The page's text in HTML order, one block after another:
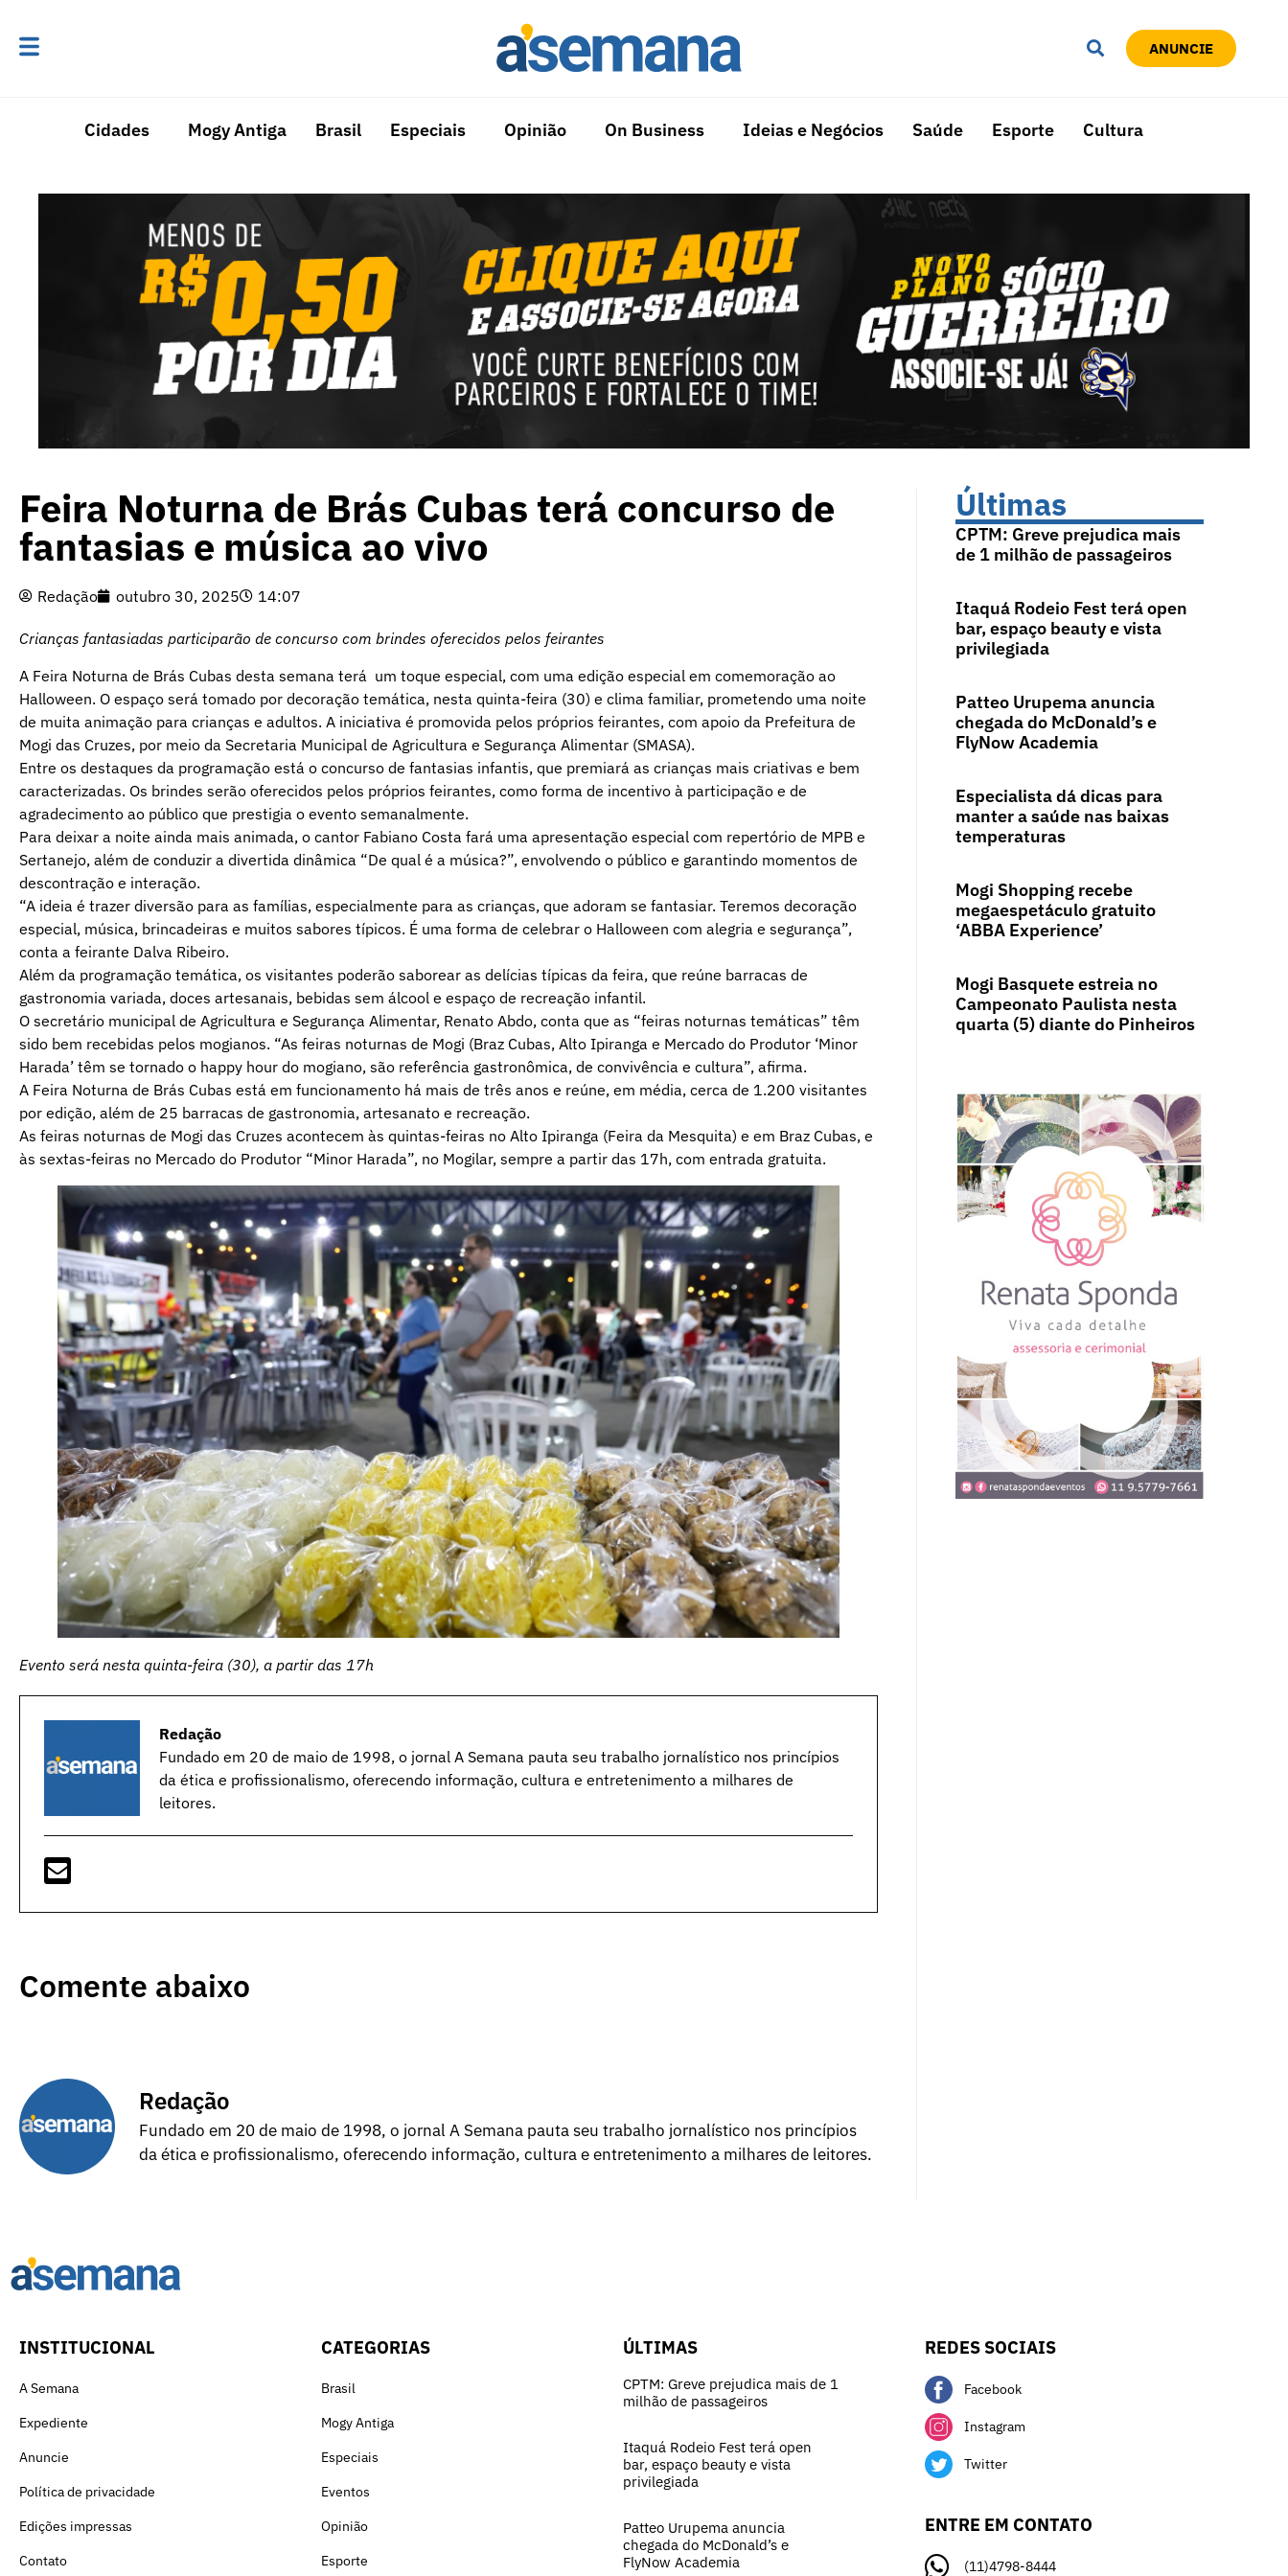
ANUNCIE
Cidades Mogy Antiga Brasil Especiais Opinião On Business Ideias e Negócios Saúde Esporte Cultura
Feira Noturna de Brás Cubas terá concurso de
fantasias e música ao vivo
Redação outubro 30, 2025 14:07
Crianças fantasiadas participarão de concurso com brindes oferecidos pelos feirantes
A Feira Noturna de Brás Cubas desta semana terá um toque especial, com uma edição especial em comemoração ao
Halloween. O espaço será tomado por decoração temática, nesta quinta-feira (30) e clima familiar, prometendo uma noite
de muita animação para crianças e adultos. A iniciativa é promovida pelos próprios feirantes, com apoio da Prefeitura de
Mogi das Cruzes, por meio da Secretaria Municipal de Agricultura e Segurança Alimentar (SMASA).
Entre os destaques da programação está o concurso de fantasias infantis, que premiará as crianças mais criativas e bem
caracterizadas. Os brindes serão oferecidos pelos próprios feirantes, como forma de incentivo à participação e de
agradecimento ao público que prestigia o evento semanalmente.
Para deixar a noite ainda mais animada, o cantor Fabiano Costa fará uma apresentação especial com repertório de MPB e
Sertanejo, além de conduzir a divertida dinâmica “De qual é a música?”, envolvendo o público e garantindo momentos de
descontração e interação.
“A ideia é trazer diversão para as famílias, especialmente para as crianças, que adoram se fantasiar. Teremos decoração
especial, música, brincadeiras e muitos sabores típicos. É uma forma de celebrar o Halloween com alegria e segurança”,
conta a feirante Dalva Ribeiro.
Além da programação temática, os visitantes poderão saborear as delícias típicas da feira, que reúne barracas de
gastronomia variada, doces artesanais, bebidas sem álcool e espaço de recreação infantil.
O secretário municipal de Agricultura e Segurança Alimentar, Renato Abdo, conta que as “feiras noturnas temáticas” têm
sido bem recebidas pelos mogianos. “As feiras noturnas de Mogi (Braz Cubas, Alto Ipiranga e Mercado do Produtor ‘Minor
Harada’ têm se tornado o happy hour do mogiano, são referência gastronômica, de convivência e cultura”, afirma.
A Feira Noturna de Brás Cubas está em funcionamento há mais de três anos e reúne, em média, cerca de 1.200 visitantes
por edição, além de 25 barracas de gastronomia, artesanato e recreação.
As feiras noturnas de Mogi das Cruzes acontecem às quintas-feiras no Alto Ipiranga (Feira da Mesquita) e em Braz Cubas, e
às sextas-feiras no Mercado do Produtor “Minor Harada”, no Mogilar, sempre a partir das 17h, com entrada gratuita.
Evento será nesta quinta-feira (30), a partir das 17h
Redação
Fundado em 20 de maio de 1998, o jornal A Semana pauta seu trabalho jornalístico nos princípios
da ética e profissionalismo, oferecendo informação, cultura e entretenimento a milhares de
leitores.
Comente abaixo
Redação
Fundado em 20 de maio de 1998, o jornal A Semana pauta seu trabalho jornalístico nos princípios
da ética e profissionalismo, oferecendo informação, cultura e entretenimento a milhares de leitores.
Últimas
CPTM: Greve prejudica mais
de 1 milhão de passageiros
Itaquá Rodeio Fest terá open
bar, espaço beauty e vista
privilegiada
Patteo Urupema anuncia
chegada do McDonald’s e
FlyNow Academia
Especialista dá dicas para
manter a saúde nas baixas
temperaturas
Mogi Shopping recebe
megaespetáculo gratuito
‘ABBA Experience’
Mogi Basquete estreia no
Campeonato Paulista nesta
quarta (5) diante do Pinheiros
INSTITUCIONAL
A Semana
Expediente
Anuncie
Política de privacidade
Edições impressas
Contato
CATEGORIAS
Brasil
Mogy Antiga
Especiais
Eventos
Opinião
Esporte
ÚLTIMAS
CPTM: Greve prejudica mais de 1
milhão de passageiros
Itaquá Rodeio Fest terá open
bar, espaço beauty e vista
privilegiada
Patteo Urupema anuncia
chegada do McDonald’s e
FlyNow Academia
REDES SOCIAIS
Facebook
Instagram
Twitter
ENTRE EM CONTATO
(11)4798-8444